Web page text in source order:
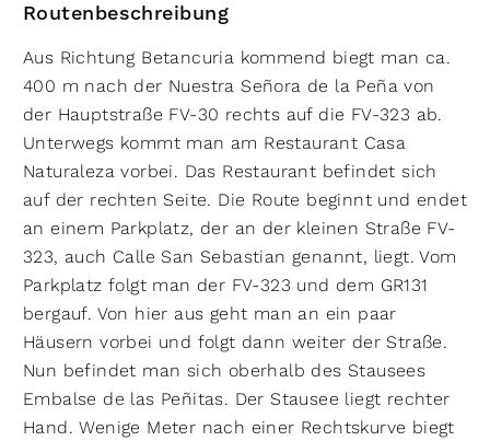
Routenbeschreibung
Aus Richtung Betancuria kommend biegt man ca.
400 m nach der Nuestra Señora de la Peña von
der Hauptstraße FV-30 rechts auf die FV-323 ab.
Unterwegs kommt man am Restaurant Casa
Naturaleza vorbei. Das Restaurant befindet sich
auf der rechten Seite. Die Route beginnt und endet
an einem Parkplatz, der an der kleinen Straße FV-
323, auch Calle San Sebastian genannt, liegt. Vom
Parkplatz folgt man der FV-323 und dem GR131
bergauf. Von hier aus geht man an ein paar
Häusern vorbei und folgt dann weiter der Straße.
Nun befindet man sich oberhalb des Stausees
Embalse de las Peñitas. Der Stausee liegt rechter
Hand. Wenige Meter nach einer Rechtskurve biegt